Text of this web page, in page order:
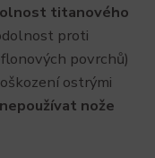
titanového
proti
povrchů)
ostrými
nepoužívat nože